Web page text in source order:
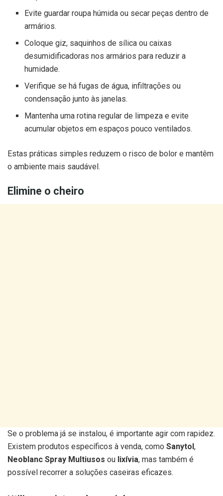
Evite guardar roupa húmida ou secar peças dentro de
armários.
Coloque giz, saquinhos de sílica ou caixas
desumidificadoras nos armários para reduzir a
humidade.
Verifique se há fugas de água, infiltrações ou
condensação junto às janelas.
Mantenha uma rotina regular de limpeza e evite
acumular objetos em espaços pouco ventilados.
Estas práticas simples reduzem o risco de bolor e mantêm
o ambiente mais saudável.
Elimine o cheiro
Se o problema já se instalou, é importante agir com rapidez.
Existem produtos específicos à venda, como Sanytol,
Neoblanc Spray Multiusos ou lixívia, mas também é
possível recorrer a soluções caseiras eficazes.